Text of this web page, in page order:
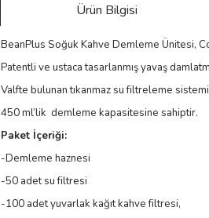
Ürün Bilgisi
BeanPlus Soğuk Kahve Demleme Ünitesi,
Patentli ve ustaca tasarlanmış yavaş
Valfte bulunan tıkanmaz su filtreleme
450 ml’lik demleme kapasitesine sahiptir.
Paket İçeriği:
-Demleme haznesi
-50 adet su filtresi
-100 adet yuvarlak kağıt kahve filtresi,